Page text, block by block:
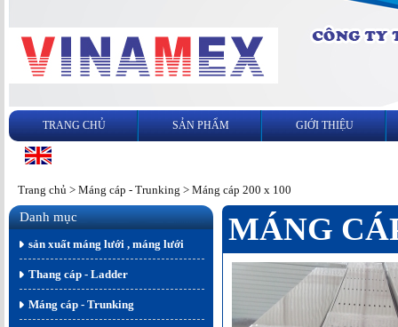
TRANG CHỦ SẢN PHẨM GIỚI THIỆU
Trang chủ > Máng cáp - Trunking > Máng cáp 200 x 100
Danh mục
sản xuất máng lưới , máng lưới
Thang cáp - Ladder
Máng cáp - Trunking
MÁNG